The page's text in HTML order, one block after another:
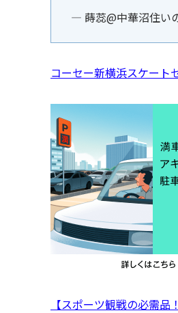
— 蒔蕊@中華沼住い
コーセー新横浜スケート
【スポーツ観戦の必需